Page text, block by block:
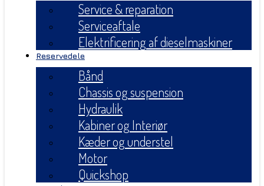
Service & reparation
Serviceaftale
Elektrificering af dieselmaskiner
Reservedele
Bånd
Chassis og suspension
Hydraulik
Kabiner og Interiør
Kæder og understel
Motor
Quickshop